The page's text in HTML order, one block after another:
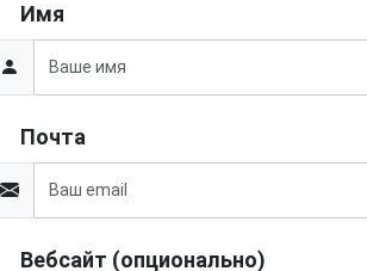
Имя
Почта
Вебсайт (опционально)